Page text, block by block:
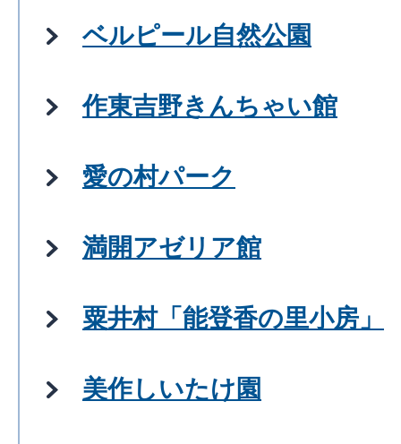
ベルピール自然公園
作東吉野きんちゃい館
愛の村パーク
満開アゼリア館
粟井村「能登香の里小房」
美作しいたけ園